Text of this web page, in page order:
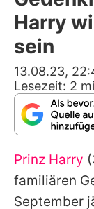
Harry
sein
13.08.23,
Lesezeit: 2
Prinz Harry
familiären
September